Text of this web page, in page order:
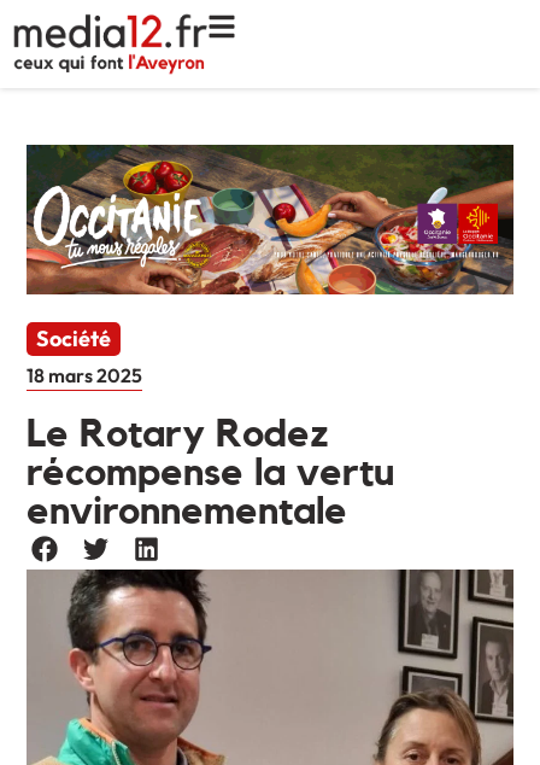
Société
18 mars 2025
Le Rotary Rodez
récompense la vertu
environnementale